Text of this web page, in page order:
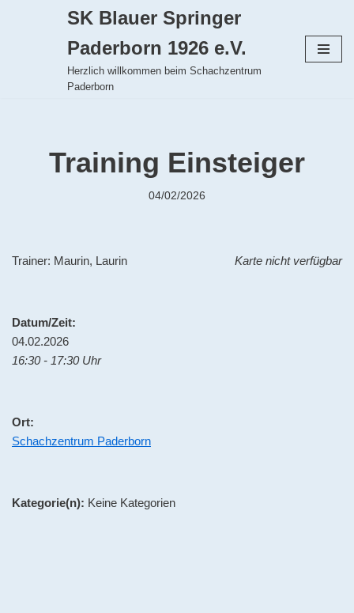
SK Blauer Springer
Paderborn 1926 e.V.
Herzlich willkommen beim Schachzentrum
Paderborn
Training Einsteiger
04/02/2026
Karte nicht verfügbar
Trainer: Maurin, Laurin
Datum/Zeit:
04.02.2026
16:30 - 17:30 Uhr
Ort:
Schachzentrum Paderborn
Kategorie(n): Keine Kategorien